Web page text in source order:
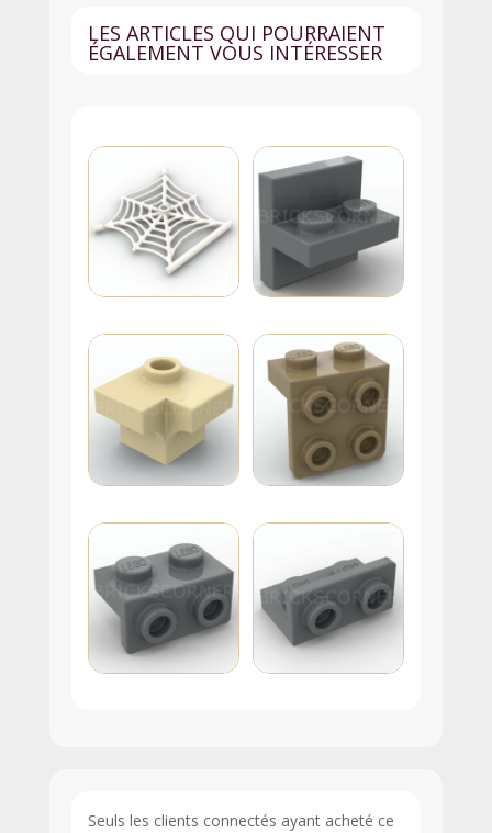
Vert
Clair
LES ARTICLES QUI POURRAIENT
ÉGALEMENT VOUS INTÉRESSER
Seuls les clients connectés ayant acheté ce